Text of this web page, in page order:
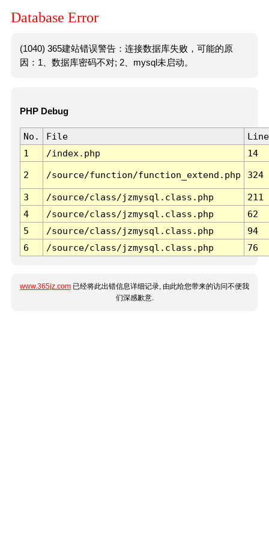
Database Error
(1040) 365建站错误警告：连接数据库失败，可能的原
因：1、数据库密码不对; 2、mysql未启动。
PHP Debug
No. File
Line
1
/index.php 14
2 /source/function/function_extend.php 324
3 /source/class/jzmysql.class.php
211
4
/source/class/jzmysql.class.php
62
5
/source/class/jzmysql.class.php
94
6
/source/class/jzmysql.class.php 76
www.365jz.com 已经将此出错信息详细记录, 由此给您带来的访问不便我
们深感歉意.